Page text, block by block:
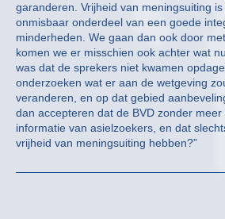
garanderen. Vrijheid van meningsuiting
onmisbaar onderdeel van een goede
minderheden. We gaan dan ook door
komen we er misschien ook achter wat
was dat de sprekers niet kwamen
onderzoeken wat er aan de wetgeving
veranderen, en op dat gebied
dan accepteren dat de BVD zonder
informatie van asielzoekers, en dat
vrijheid van meningsuiting hebben?”